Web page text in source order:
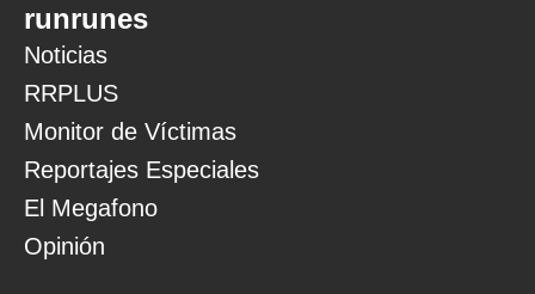
runrunes
Noticias
RRPLUS
Monitor de Víctimas
Reportajes Especiales
El Megafono
Opinión